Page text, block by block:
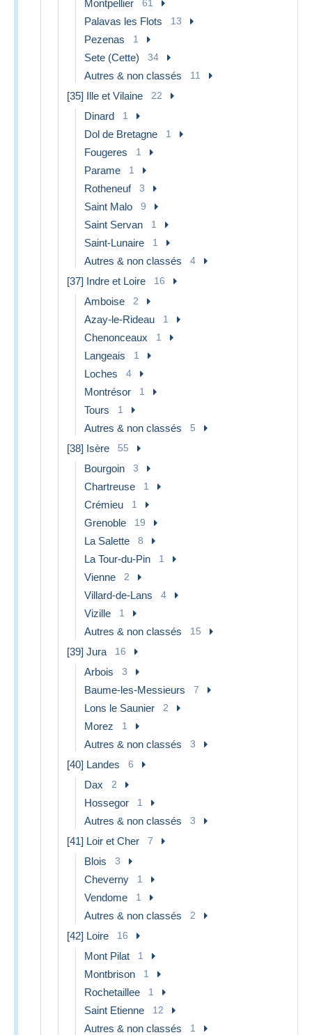
Montpellier 61
Palavas les Flots 13
Pezenas 1
Sete (Cette) 34
Autres & non classés 11
[35] Ille et Vilaine 22
Dinard 1
Dol de Bretagne 1
Fougeres 1
Parame 1
Rotheneuf 3
Saint Malo 9
Saint Servan 1
Saint-Lunaire 1
Autres & non classés 4
[37] Indre et Loire 16
Amboise 2
Azay-le-Rideau 1
Chenonceaux 1
Langeais 1
Loches 4
Montrésor 1
Tours 1
Autres & non classés 5
[38] Isère 55
Bourgoin 3
Chartreuse 1
Crémieu 1
Grenoble 19
La Salette 8
La Tour-du-Pin 1
Vienne 2
Villard-de-Lans 4
Vizille 1
Autres & non classés 15
[39] Jura 16
Arbois 3
Baume-les-Messieurs 7
Lons le Saunier 2
Morez 1
Autres & non classés 3
[40] Landes 6
Dax 2
Hossegor 1
Autres & non classés 3
[41] Loir et Cher 7
Blois 3
Cheverny 1
Vendome 1
Autres & non classés 2
[42] Loire 16
Mont Pilat 1
Montbrison 1
Rochetaillee 1
Saint Etienne 12
Autres & non classés 1